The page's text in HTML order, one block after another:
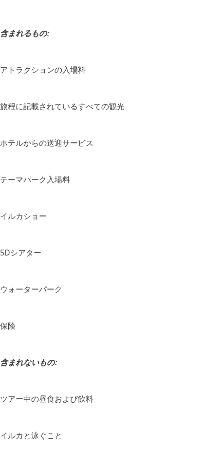
含まれるもの:
アトラクションの入場料
旅程に記載されているすべての観光
ホテルからの送迎サービス
テーマパーク入場料
イルカショー
5Dシアター
ウォーターパーク
保険
含まれないもの:
ツアー中の昼食および飲料
イルカと泳ぐこと